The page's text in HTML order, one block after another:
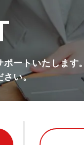
ートいたします。
さい。